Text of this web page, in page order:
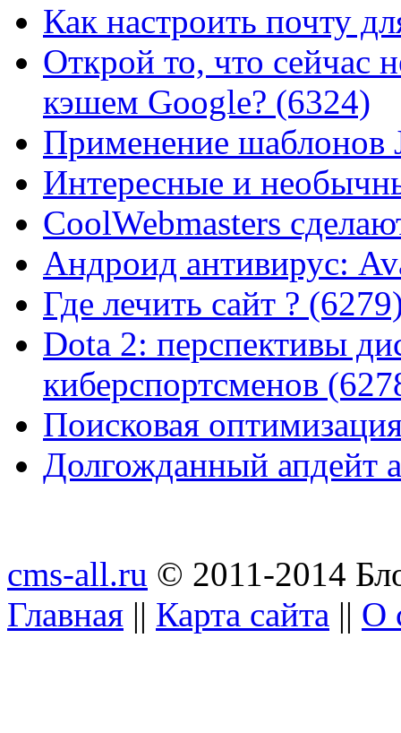
Как настроить почту
Открой то, что сейчас
кэшем Google? (6324)
Применение шаблонов
Интересные и
CoolWebmasters
Андроид антивирус:
Где лечить сайт ?
Dota 2: перспективы
киберспортсменов
Поисковая
Долгожданный апдейт
cms-all.ru © 2011-2014
Главная || Карта сайта || О